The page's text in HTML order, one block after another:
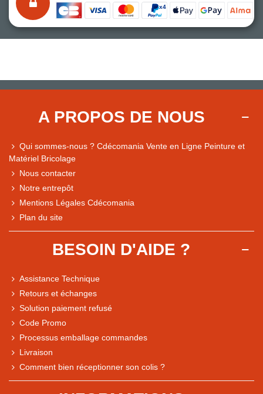
A PROPOS DE NOUS
Qui sommes-nous ? Cdécomania Vente en Ligne Peinture et
Matériel Bricolage
Nous contacter
Notre entrepôt
Mentions Légales Cdécomania
Plan du site
BESOIN D'AIDE ?
Assistance Technique
Retours et échanges
Solution paiement refusé
Code Promo
Processus emballage commandes
Livraison
Comment bien réceptionner son colis ?